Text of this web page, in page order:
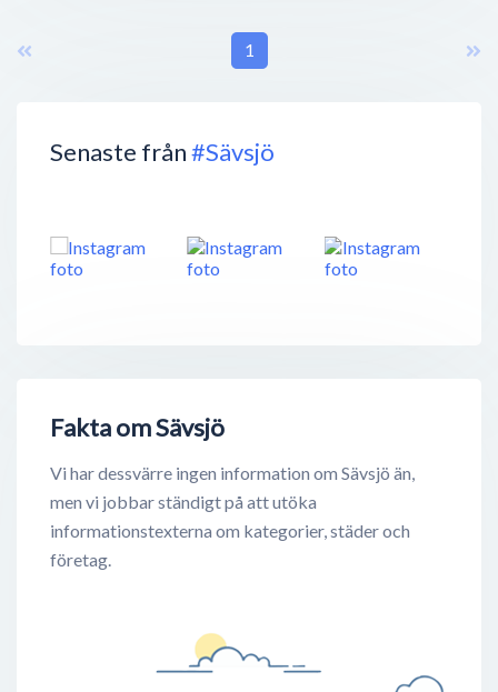
Senaste från#Sävsjö
Fakta om Sävsjö
Vi har dessvärre ingen information om Sävsjö än,
men vi jobbar ständigt på att utöka
informationstexterna om kategorier, städer och
företag.
1